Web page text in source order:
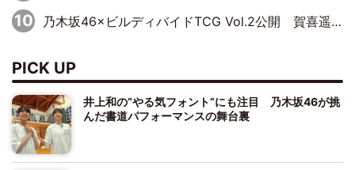
乃木坂46×ビルディバイドTCG Vol.2公開 賀喜遥香＆田村真佑が『京まふ』ステージに登壇
PICK UP
井上和の“やる気フォント”にも注目 乃木坂46が挑
んだ書道パフォーマンスの舞台裏